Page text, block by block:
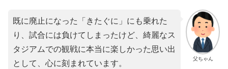
父ちゃん
既に廃止になった「きたぐに」にも乗れた
り、試合には負けてしまったけど、綺麗なス
タジアムでの観戦に本当に楽しかった思い出
として、心に刻まれています。